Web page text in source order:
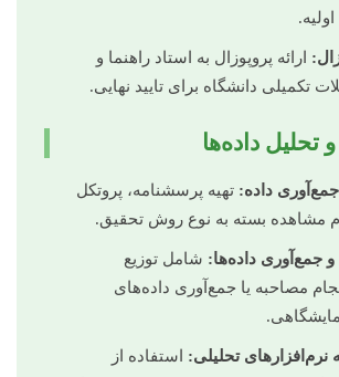
ارائه پروپوزال به استاد راهنما و
تکمیلی دانشگاه برای تایید نهایی.
داده: تهیه پرسشنامه، پروتکل
مشاهده بسته به نوع روش تحقیق.
جمع‌آوری داده‌ها: شامل توزیع
مصاحبه یا جمع‌آوری داده‌های
نرم‌افزارهای تحلیلی: استفاده از